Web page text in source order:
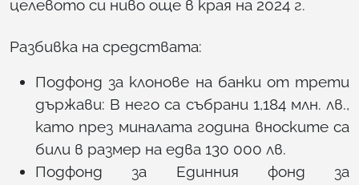
целевото си ниво още в края на 2024 г.
Разбивка на средствата:
Подфонд за клонове на банки от трети
държави: В него са събрани 1,184 млн. лв.,
като през миналата година вноските са
били в размер на едва 130 000 лв.
Подфонд за Единния фонд за